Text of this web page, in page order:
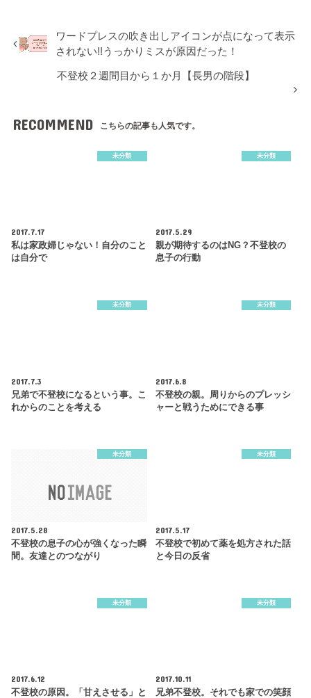
ワードプレスの吹き出しアイコンが点になって表示
されない!!うっかりミスが原因だった！
不登校２週間目から１か月【長男の階段】
RECOMMEND こちらの記事も人気です。
未分類
2017.7.17
私は家政婦じゃない！自分のこと
は自分で
未分類
2017.5.29
親が期待するのはNG？不登校の
息子の行動
未分類
2017.7.3
兄弟で不登校になるという事。こ
れからのことを考える
未分類
2017.6.8
不登校の親。周りからのプレッシ
ャーと戦うためにできる事
未分類
2017.5.28
不登校の息子の心が強くなった瞬
間。友達とのつながり
未分類
2017.5.17
不登校で初めて薬を処方された話
と今日の反省
未分類
2017.6.12
不登校の原因。「甘えさせる」と
未分類
2017.10.11
兄弟不登校。それでも家での笑顔